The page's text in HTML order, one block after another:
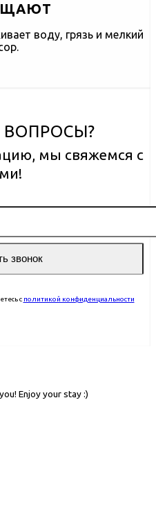
воду, грязь и мелкий
мы свяжемся с
с политикой конфиденциальности
Enjoy your stay :)